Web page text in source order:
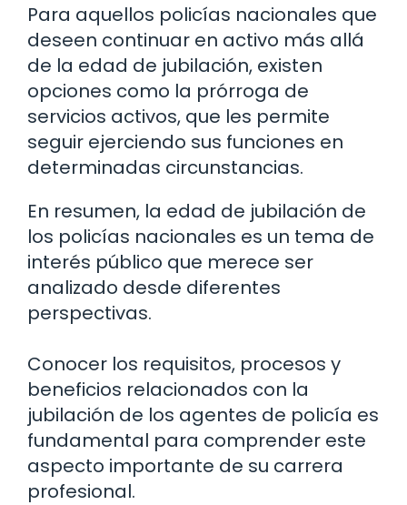
Para aquellos policías nacionales que
deseen continuar en activo más allá
de la edad de jubilación, existen
opciones como la prórroga de
servicios activos, que les permite
seguir ejerciendo sus funciones en
determinadas circunstancias.
En resumen, la edad de jubilación de
los policías nacionales es un tema de
interés público que merece ser
analizado desde diferentes
perspectivas.
Conocer los requisitos, procesos y
beneficios relacionados con la
jubilación de los agentes de policía es
fundamental para comprender este
aspecto importante de su carrera
profesional.